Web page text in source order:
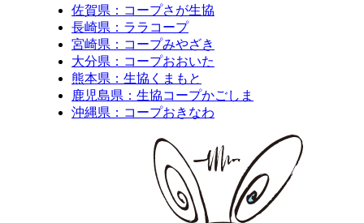
佐賀県：コープさが生協
長崎県：ララコープ
宮崎県：コープみやざき
大分県：コープおおいた
熊本県：生協くまもと
鹿児島県：生協コープかごしま
沖縄県：コープおきなわ